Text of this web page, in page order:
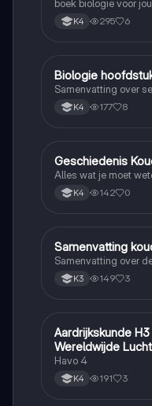
boek biologie voor
K4 295 6
Biologie
Biologie
Samenvatting over
K4 177 8
Geschiedenis
Geschiedenis
Alles wat je moet
K4 142 0
Geschiedenis
Samenvatting
Samenvatting over
K3 149 3
Aardrijkskunde
Aardrijkskunde
Wereldwijde
Havo 4
K4 191 3